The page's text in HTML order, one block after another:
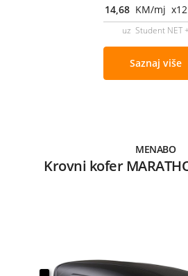
14,68 KM/mj x12
uz Student NET +
Saznaj više
MENABO
Krovni kofer